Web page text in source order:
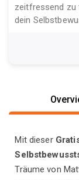
zeitfressend zu
dein
Mit dieser
Träume von